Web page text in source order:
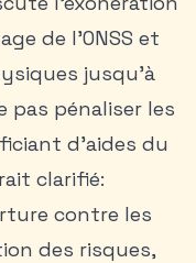
de l’ONSS et
jusqu’à
pas pénaliser les
d’aides du
clarifié:
contre les
des risques,